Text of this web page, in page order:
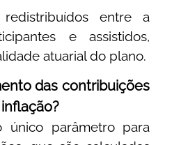
entre a
e assistidos,
atuarial do plano.
das contribuições
parâmetro para